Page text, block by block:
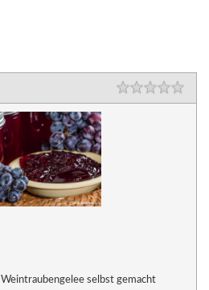
Weintraubengelee selbst gemacht